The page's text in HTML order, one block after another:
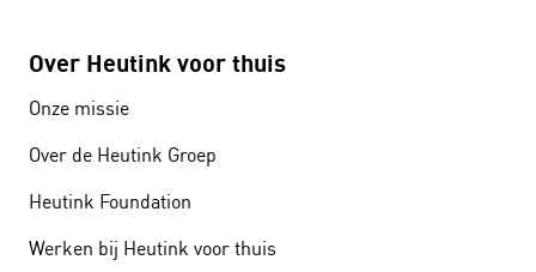
Over Heutink voor thuis
Onze missie
Over de Heutink Groep
Heutink Foundation
Werken bij Heutink voor thuis